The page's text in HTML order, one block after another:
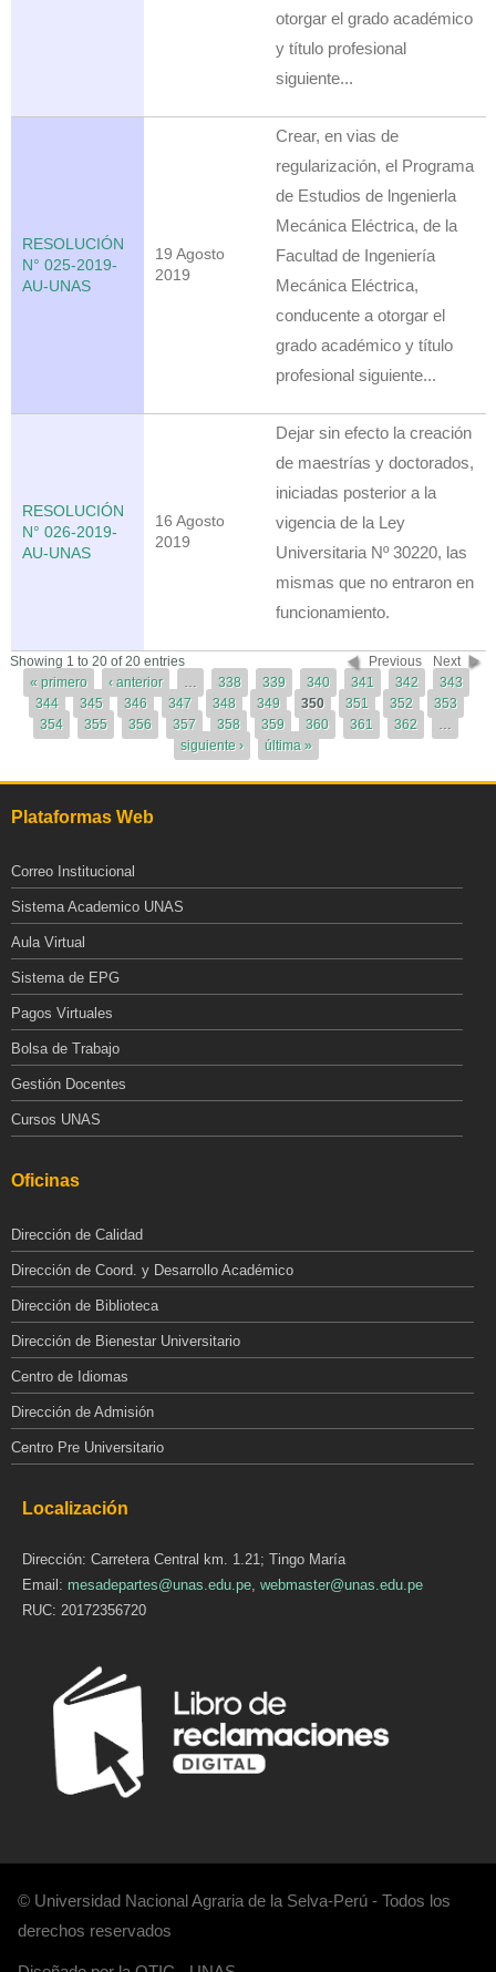
otorgar el grado académico
y título profesional
siguiente...
RESOLUCIÓN
N° 025-2019-
AU-UNAS
19 Agosto
2019
Crear, en vias de
regularización, el Programa
de Estudios de lngenierla
Mecánica Eléctrica, de la
Facultad de Ingeniería
Mecánica Eléctrica,
conducente a otorgar el
grado académico y título
profesional siguiente...
RESOLUCIÓN
N° 026-2019-
AU-UNAS
16 Agosto
2019
Dejar sin efecto la creación
de maestrías y doctorados,
iniciadas posterior a la
vigencia de la Ley
Universitaria Nº 30220, las
mismas que no entraron en
funcionamiento.
Showing 1 to 20 of 20 entries Previous Next
Páginas
« primero ‹ anterior … 338 339 340 341 342
343
344
345 346 347 348 349 350 351 352
353
354
355 356 357 358 359 360 361 362
…
siguiente ›
última »
Plataformas Web
Correo Institucional
Sistema Academico UNAS
Aula Virtual
Sistema de EPG
Pagos Virtuales
Bolsa de Trabajo
Gestión Docentes
Cursos UNAS
Oficinas
Dirección de Calidad
Dirección de Coord. y Desarrollo Académico
Dirección de Biblioteca
Dirección de Bienestar Universitario
Centro de Idiomas
Dirección de Admisión
Centro Pre Universitario
Localización
Dirección: Carretera Central km. 1.21; Tingo María
Email: mesadepartes@unas.edu.pe webmaster@unas.edu.pe
RUC: 20172356720
© Universidad Nacional Agraria de la Selva-Perú - Todos los
derechos reservados